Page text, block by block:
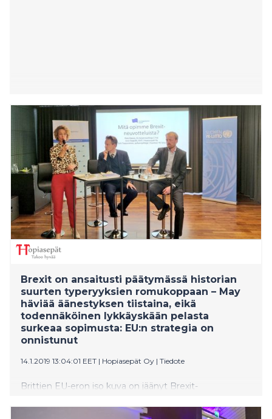
Brexit on ansaitusti päätymässä historian
suurten typeryyksien romukoppaan – May
häviää äänestyksen tiistaina, eikä
todennäköinen lykkäyskään pelasta
surkeaa sopimusta: EU:n strategia on
onnistunut
14.1.2019 13:04:01 EET | Hopiasepät Oy | Tiedote
Brittien EU-eron iso kuva on jäänyt Brexit-
ahdinko on vääjäämätön seuraus EU:n